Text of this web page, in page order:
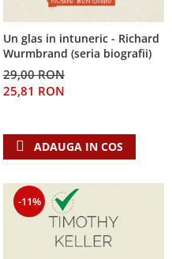
Un glas in intuneric - Richard
Wurmbrand (seria biografii)
29,00 RON
25,81 RON
ADAUGA IN COS
-11%